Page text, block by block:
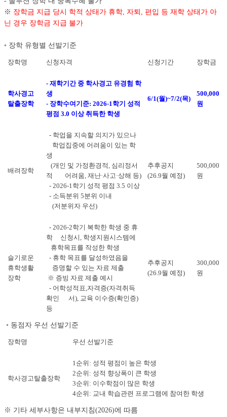
※ 장학금 지급 당시 학적 상태가 휴학, 자퇴, 편입 등 재학 상태가 아
닌 경우 장학금 지급 불가
◦ 장학 유형별 선발기준
장학명 신청자격 신청기간 장학금
학사경고
탈출장학
- 재학기간 중 학사경고 유경험 학
생
- 장학수여기준: 2026-1학기 성적
평점 3.0 이상 취득한 학생
6/1(월)~7/2(목)
500,000
원
배려장학
- 학업을 지속할 의지가 있으나
학업집중에 어려움이 있는 학
생
(개인 및 가정환경적, 심리정서
적 어려움, 재난·사고·상해 등)
- 2026-1학기 성적 평점 3.5 이상
- 소득분위 5분위 이내
(저분위자 우선)
추후공지
(26.9월 예정)
500,000
원
슬기로운
휴학생활
장학
- 2026-2학기 복학한 학생 중 휴
학 신청시, 학생지원시스템에
휴학목표를 작성한 학생
- 휴학 목표를 달성하였음을
증명할 수 있는 자료 제출
※ 증빙 자료 제출 예시
- 어학성적표,자격증(자격취득
확인 서), 교육 이수증(확인증)
등
추후공지
(26.9월 예정)
300,000
원
◦ 동점자 우선 선발기준
장학명 우선 선발기준
학사경고탈출장학
1순위: 성적 평점이 높은 학생
2순위: 성적 향상폭이 큰 학생
3순위: 이수학점이 많은 학생
4순위: 교내 학습관련 프로그램에 참여한 학생
※ 기타 세부사항은 내부지침(2026)에 따름